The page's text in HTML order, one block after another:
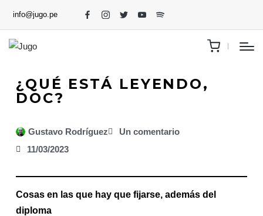
info@jugo.pe
¿QUÉ ESTÁ LEYENDO,
DOC?
Gustavo Rodríguez
Un comentario
11/03/2023
Cosas en las que hay que fijarse, además del
diploma